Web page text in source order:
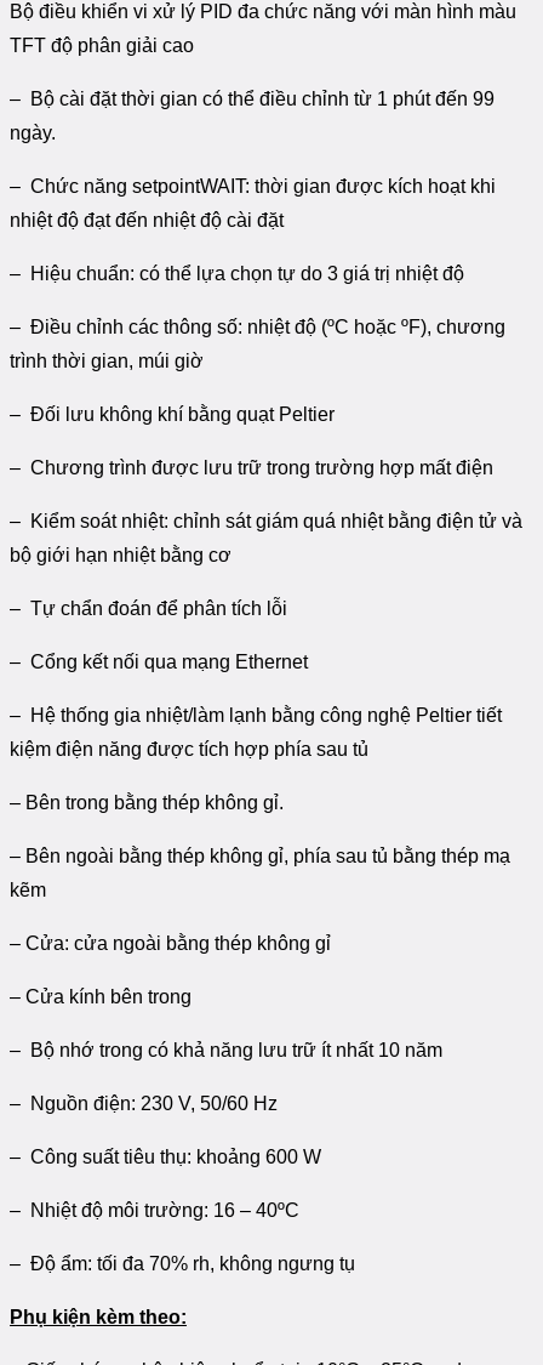
Bộ điều khiển vi xử lý PID đa chức năng với màn hình màu
TFT độ phân giải cao
– Bộ cài đặt thời gian có thể điều chỉnh từ 1 phút đến 99
ngày.
– Chức năng setpointWAIT: thời gian được kích hoạt khi
nhiệt độ đạt đến nhiệt độ cài đặt
– Hiệu chuẩn: có thể lựa chọn tự do 3 giá trị nhiệt độ
– Điều chỉnh các thông số: nhiệt độ (ºC hoặc ºF), chương
trình thời gian, múi giờ
– Đối lưu không khí bằng quạt Peltier
– Chương trình được lưu trữ trong trường hợp mất điện
– Kiểm soát nhiệt: chỉnh sát giám quá nhiệt bằng điện tử và
bộ giới hạn nhiệt bằng cơ
– Tự chẩn đoán để phân tích lỗi
– Cổng kết nối qua mạng Ethernet
– Hệ thống gia nhiệt/làm lạnh bằng công nghệ Peltier tiết
kiệm điện năng được tích hợp phía sau tủ
– Bên trong bằng thép không gỉ.
– Bên ngoài bằng thép không gỉ, phía sau tủ bằng thép mạ
kẽm
– Cửa: cửa ngoài bằng thép không gỉ
– Cửa kính bên trong
– Bộ nhớ trong có khả năng lưu trữ ít nhất 10 năm
– Nguồn điện: 230 V, 50/60 Hz
– Công suất tiêu thụ: khoảng 600 W
– Nhiệt độ môi trường: 16 – 40ºC
– Độ ẩm: tối đa 70% rh, không ngưng tụ
Phụ kiện kèm theo: